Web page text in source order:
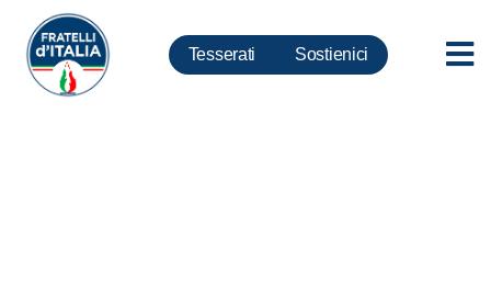
Tesserati Sostienici